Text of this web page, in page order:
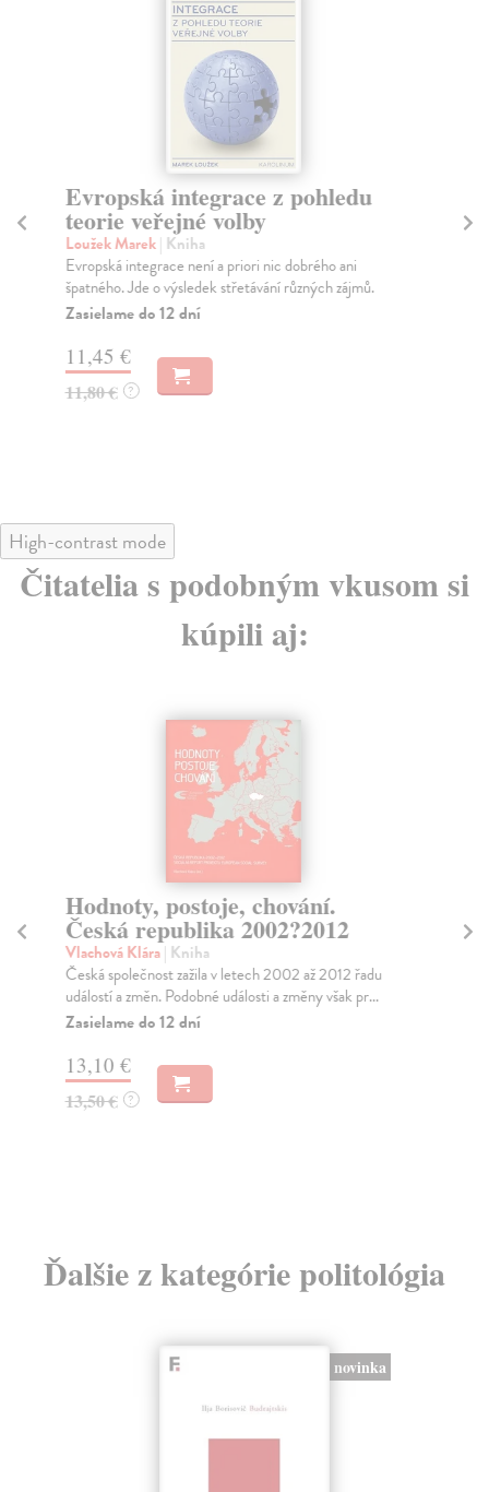
Evropská integrace z pohledu
teorie veřejné volby
Loužek Marek| Kniha
Evropská integrace není a priori nic dobrého ani
špatného. Jde o výsledek střetávání různých zájmů.
Zasielame do 12 dní
11,45 €
11,80 € ?
High-contrast mode
Čitatelia s podobným vkusom si
kúpili aj:
Hodnoty, postoje, chování.
Česká republika 2002?2012
Vlachová Klára| Kniha
Česká společnost zažila v letech 2002 až 2012 řadu
událostí a změn. Podobné události a změny však pr...
Zasielame do 12 dní
13,10 €
13,50 € ?
Ďalšie z kategórie politológia
novinka